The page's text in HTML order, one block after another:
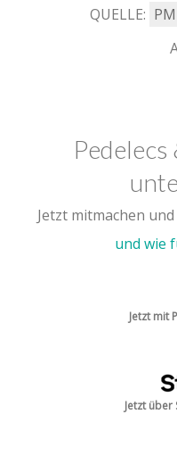
QUELLE:
Jetzt mitmachen
und wie
Jetzt mit
Jetzt über